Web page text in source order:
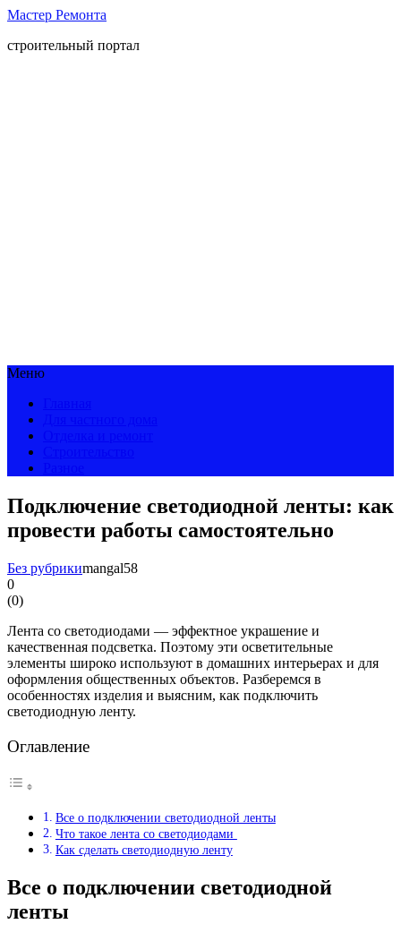
Мастер Ремонта
строительный портал
Меню
Подключение светодиодной ленты: как
провести работы самостоятельно
Без рубрикиmangal58
0
(0)
Лента со светодиодами — эффектное украшение и
качественная подсветка. Поэтому эти осветительные
элементы широко используют в домашних интерьерах и для
оформления общественных объектов. Разберемся в
особенностях изделия и выясним, как подключить
светодиодную ленту.
Оглавление
Все о подключении светодиодной ленты
Что такое лента со светодиодами
Как сделать светодиодную ленту
Все о подключении светодиодной
ленты